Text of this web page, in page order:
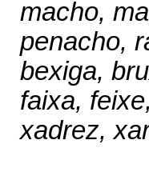
macho,
penacho,
bexiga,
faixa,
xadrez,